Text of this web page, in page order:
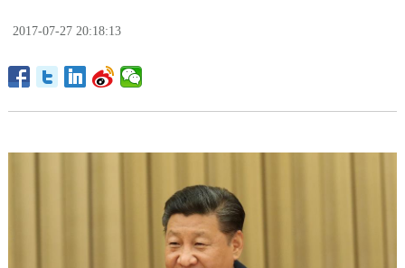
2017-07-27 20:18:13